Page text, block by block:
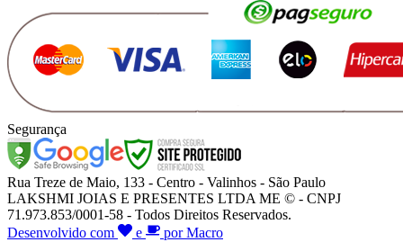
Segurança
Rua Treze de Maio, 133 - Centro - Valinhos - São Paulo
LAKSHMI JOIAS E PRESENTES LTDA ME © - CNPJ
71.973.853/0001-58 - Todos Direitos Reservados.
Desenvolvido com
e por Macro